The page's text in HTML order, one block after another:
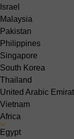
Israel
Malaysia
Pakistan
Philippines
Singapore
South Korea
Thailand
United Arabic
Vietnam
Africa
Egypt